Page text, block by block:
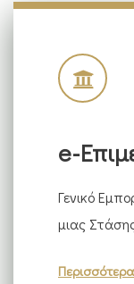
e-
Γενικό
μιας
Περισσότερα